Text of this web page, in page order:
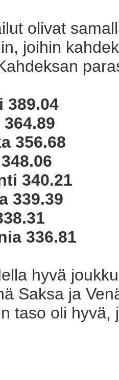
olivat
joihin
389.04
356.68
340.21
339.39
336.81
hyvä
Saksa ja
taso oli